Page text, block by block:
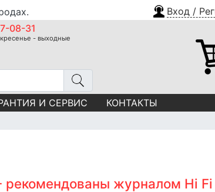
Вход /
08-31
- выходные
И СЕРВИС КОНТАКТЫ
рекомендованы журналом Hi